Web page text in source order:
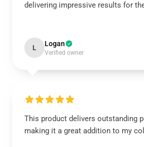
delivering impressive results for
L Logan
Verified owner
This product delivers outstanding
making it a great addition to my